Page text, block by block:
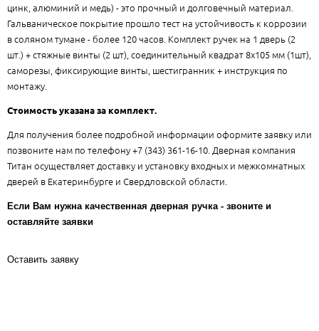
цинк, алюминий и медь) - это прочный и долговечный материал.
Гальваническое покрытие прошло тест на устойчивость к коррозии
в соляном тумане - более 120 часов. Комплект ручек на 1 дверь (2
шт.) + стяжные винты (2 шт), соединительный квадрат 8x105 мм (1шт),
саморезы, фиксирующие винты, шестигранник + инструкция по
монтажу.
Стоимость указана за комплект.
Для получения более подробной информации оформите заявку или
позвоните нам по телефону +7 (343) 361-16-10. Дверная компания
Титан осуществляет доставку и установку входных и межкомнатных
дверей в Екатеринбурге и Свердловской области.
Если Вам нужна качественная дверная ручка - звоните и
оставляйте заявки
Оставить заявку